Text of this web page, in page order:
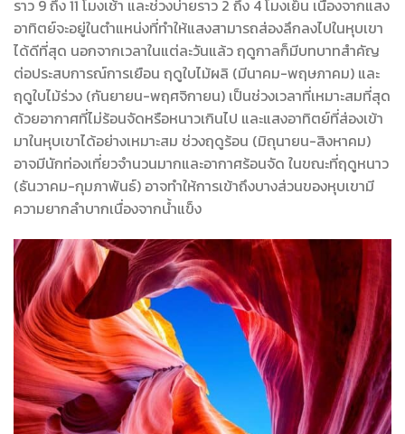
ราว 9 ถึง 11 โมงเช้า และช่วงบ่ายราว 2 ถึง 4 โมงเย็น เนื่องจากแสง
อาทิตย์จะอยู่ในตำแหน่งที่ทำให้แสงสามารถส่องลึกลงไปในหุบเขา
ได้ดีที่สุด นอกจากเวลาในแต่ละวันแล้ว ฤดูกาลก็มีบทบาทสำคัญ
ต่อประสบการณ์การเยือน ฤดูใบไม้ผลิ (มีนาคม-พฤษภาคม) และ
ฤดูใบไม้ร่วง (กันยายน-พฤศจิกายน) เป็นช่วงเวลาที่เหมาะสมที่สุด
ด้วยอากาศที่ไม่ร้อนจัดหรือหนาวเกินไป และแสงอาทิตย์ที่ส่องเข้า
มาในหุบเขาได้อย่างเหมาะสม ช่วงฤดูร้อน (มิถุนายน-สิงหาคม)
อาจมีนักท่องเที่ยวจำนวนมากและอากาศร้อนจัด ในขณะที่ฤดูหนาว
(ธันวาคม-กุมภาพันธ์) อาจทำให้การเข้าถึงบางส่วนของหุบเขามี
ความยากลำบากเนื่องจากน้ำแข็ง